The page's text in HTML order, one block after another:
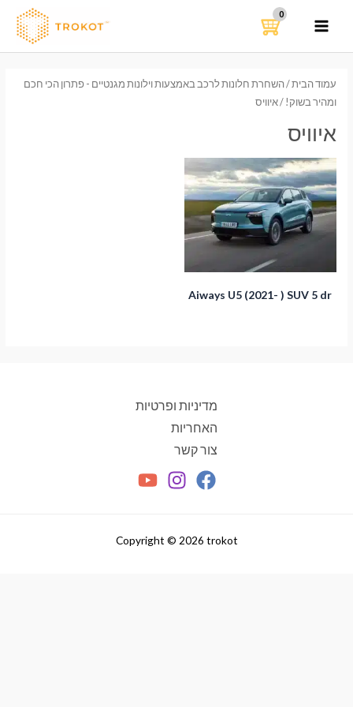
MAIN
עמוד הבית/השחרת חלונות לרכב באמצעות וילונות מגנטיים - פתרון הכי חכם
ומהיר בשוק! / איוויס
איוויס
Aiways U5 (2021- ) SUV 5 dr
מדיניות ופרטיות
האחריות
צור קשר
Copyright © 2026 trokot